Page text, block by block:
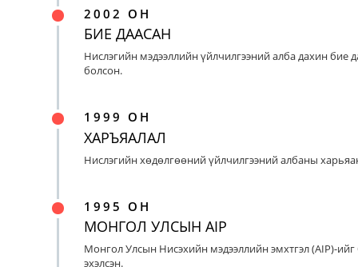
2002 ОН
БИЕ ДААСАН
Нислэгийн мэдээллийн үйлчилгээний алба дахин бие
болсон.
1999 ОН
ХАРЪЯАЛАЛ
Нислэгийн хөдөлгөөний үйлчилгээний албаны
1995 ОН
МОНГОЛ УЛСЫН AIP
Монгол Улсын Нисэхийн мэдээллийн эмхтгэл (AIP)-
эхэлсэн.